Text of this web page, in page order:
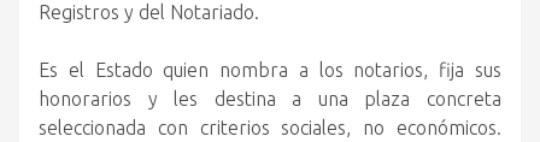
Registros y del Notariado.
Es el Estado quien nombra a los notarios, fija sus
honorarios y les destina a una plaza concreta
seleccionada con criterios sociales, no económicos.